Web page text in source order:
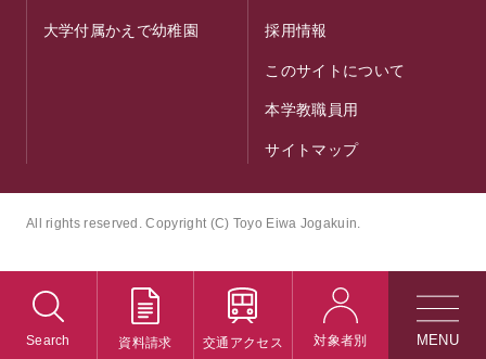
Search 資料請求 交通アクセス 対象者別
大学付属かえで幼稚園 採用情報
このサイトについて
本学教職員用
サイトマップ
All rights reserved. Copyright (C) Toyo Eiwa Jogakuin.